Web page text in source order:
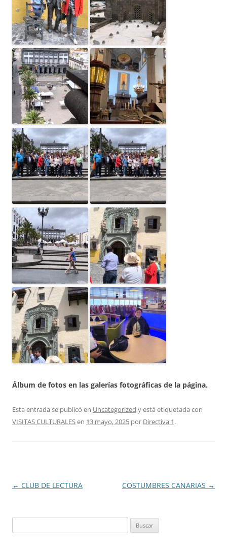
Álbum de fotos en las galerías fotográficas de la página.
Esta entrada se publicó en Uncategorized y está etiquetada con
VISITAS CULTURALESen 13 mayo, 2025 por Directiva 1.
Navegación
← CLUB DE LECTURA COSTUMBRES CANARIAS →